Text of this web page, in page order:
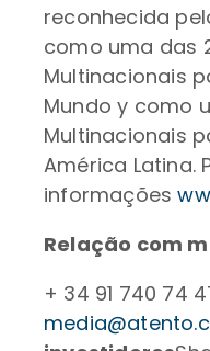
reconhecida
como uma das
Multinacionais
Mundo y como
Multinacionais
América Latina.
informações
Relação com
+ 34 91 740 74